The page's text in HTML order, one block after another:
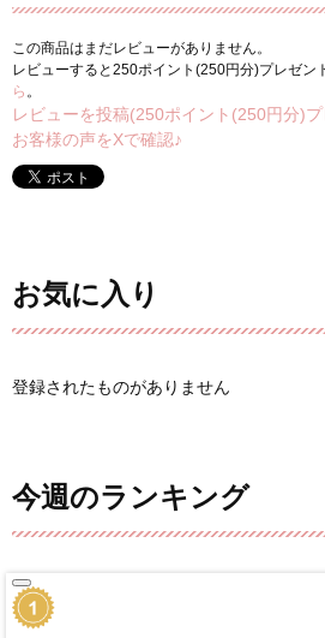
この商品はまだレビューがありません。
レビューすると250ポイント(250円分)プレゼン
ら 。
レビューを投稿(250ポイント(250円分)
お客様の声をXで確認♪
お気に入り
登録されたものがありません
今週のランキング